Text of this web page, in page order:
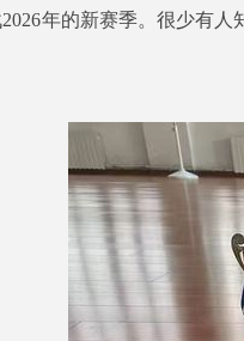
年的新赛季。很少有